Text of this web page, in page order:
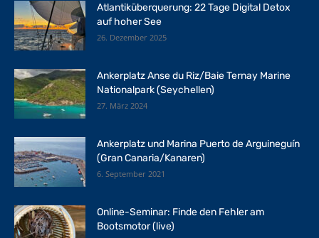
Atlantiküberquerung: 22 Tage Digital Detox
auf hoher See
26. Dezember 2025
Ankerplatz Anse du Riz/Baie Ternay Marine
Nationalpark (Seychellen)
27. März 2024
Ankerplatz und Marina Puerto de Arguineguín
(Gran Canaria/Kanaren)
6. September 2021
Online-Seminar: Finde den Fehler am
Bootsmotor (live)